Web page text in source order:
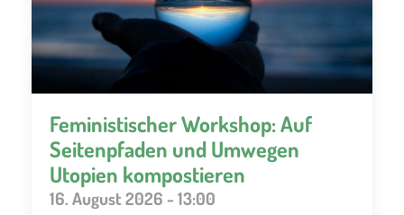
Feministischer Workshop: Auf
Seitenpfaden und Umwegen
Utopien kompostieren
16. August 2026 - 13:00